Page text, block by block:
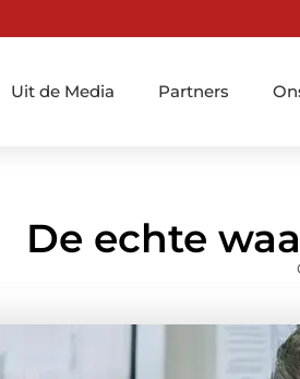
Uit de Media Partners
De echte